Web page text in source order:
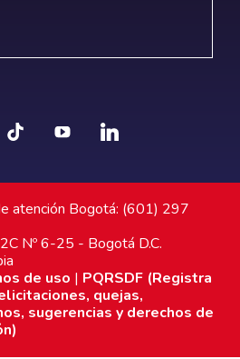
atención Bogotá: (601) 297
Nº 6-25 - Bogotá D.C.
de uso | PQRSDF (Registra
quejas,
sugerencias y derechos de